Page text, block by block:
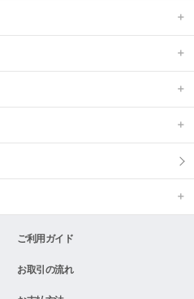
ご利用ガイド
お取引の流れ